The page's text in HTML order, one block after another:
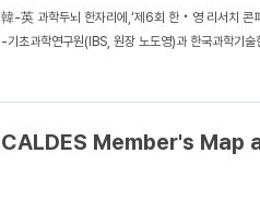
韓-英 과학두뇌 한자리에,‘제6회 한‧영 리서치 콘
-기초과학연구원(IBS, 원장 노도영)과 한국과학기
CALDES Member's Map